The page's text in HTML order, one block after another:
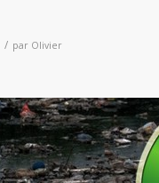
/ par Olivier